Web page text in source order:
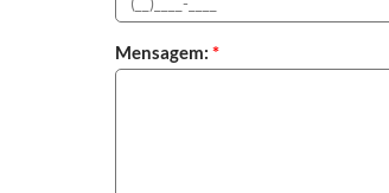
Mensagem:*